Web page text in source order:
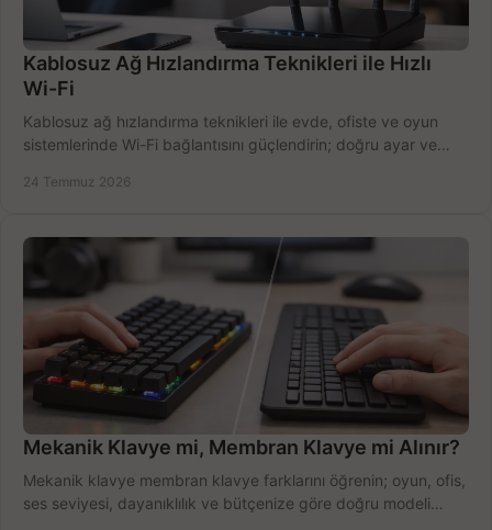
Kablosuz Ağ Hızlandırma Teknikleri ile Hızlı
Wi-Fi
Kablosuz ağ hızlandırma teknikleri ile evde, ofiste ve oyun
sistemlerinde Wi-Fi bağlantısını güçlendirin; doğru ayar ve
24 Temmuz 2026
Mekanik Klavye mi, Membran Klavye mi Alınır?
Mekanik klavye membran klavye farklarını öğrenin; oyun, ofis,
ses seviyesi, dayanıklılık ve bütçenize göre doğru modeli